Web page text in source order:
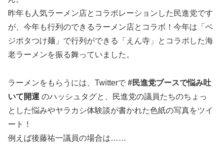
昨年も人気ラーメン店とコラボレーションした民進党です
が、今年も行列のできるラーメン店とコラボ！今年は「ベ
ジポタつけ麺」で行列ができる「えん寺」とコラボした海
老ラーメンを振る舞っていました。
ラーメンをもらうには、Twitterで #民進党ブースで悩み吐
いて開運 のハッシュタグと、民進党の議員たちのちょっ
とした悩みやヤラカシ体験談が書かれた色紙の写真をツイ
ート！
例えば後藤祐一議員の場合は……